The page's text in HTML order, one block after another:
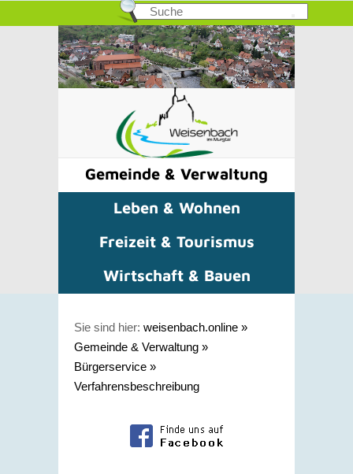
Gemeinde & Verwaltung
Leben & Wohnen
Freizeit & Tourismus
Wirtschaft & Bauen
Sie sind hier: weisenbach.online »
Gemeinde & Verwaltung »
Bürgerservice »
Verfahrensbeschreibung